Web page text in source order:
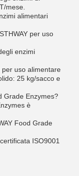
mese.
alimentari
per uso
enzimi
uso alimentare
25 kg/sacco e
Grade Enzymes?
è
Food Grade
ISO9001